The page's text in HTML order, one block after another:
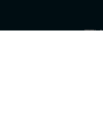
TTI